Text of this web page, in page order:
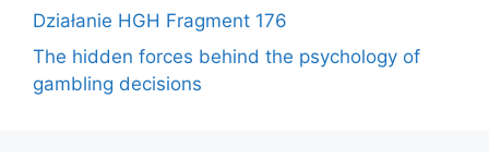
Działanie HGH Fragment 176
The hidden forces behind the psychology of
gambling decisions